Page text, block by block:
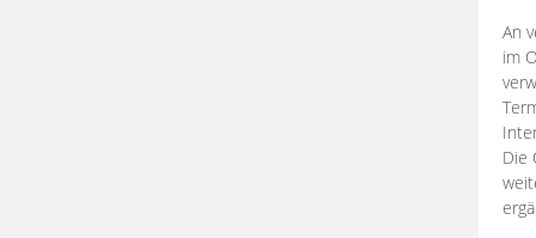
An
im
Die